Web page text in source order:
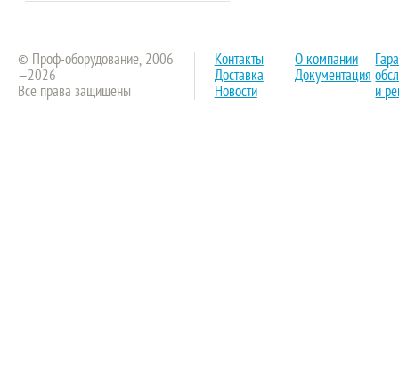
© Проф-оборудование, 2006
—2026
Все права защищены
Контакты
Доставка
Новости
О компании
Документация
и